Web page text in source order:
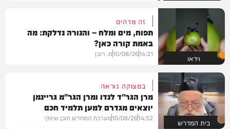
וידאו
זה מדהים
תפוח, מים ומלח – והנורה נדלקת: מה
באמת קורה כאן?
14:21
10/08/26מ. רובן
בית המדרש
במצוקה נוראה
מרן הגר"ד לנדו ומרן הגר"מ גריינמן
יוצאים מגדרם למען תלמיד חכם
14:52
10/08/26מערכת המחדש תוכן שיווקי